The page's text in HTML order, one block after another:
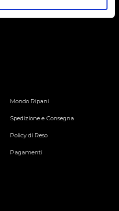
Mondo Ripani
Spedizione e Consegna
Policy di Reso
Pagamenti